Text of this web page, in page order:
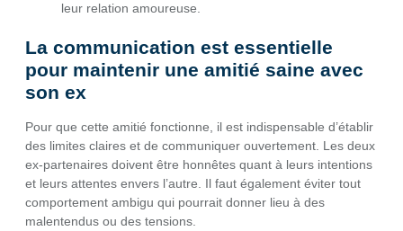
leur relation amoureuse.
La communication est essentielle
pour maintenir une amitié saine avec
son ex
Pour que cette amitié fonctionne, il est indispensable d’établir
des limites claires et de communiquer ouvertement. Les deux
ex-partenaires doivent être honnêtes quant à leurs intentions
et leurs attentes envers l’autre. Il faut également éviter tout
comportement ambigu qui pourrait donner lieu à des
malentendus ou des tensions.